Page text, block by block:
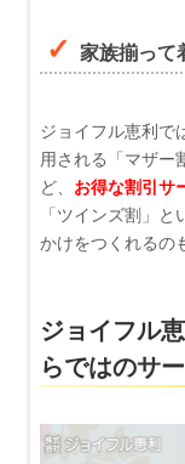
家族揃って
ジョイフル恵利で
用される「マザー
ど、 お得な割引サ
「ツインズ割」
かけをつくれるの
ジョイフル
らではのサ